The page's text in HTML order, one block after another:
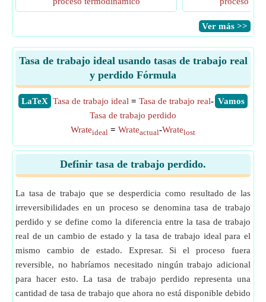
​Ver más >>
Tasa de trabajo ideal usando tasas de trabajo real
y perdido Fórmula
​LaTeX ​Vamos
Tasa de trabajo ideal = Tasa de trabajo real-
Tasa de trabajo perdido
Wrateideal = Wrateactual-Wratelost
Definir tasa de trabajo perdido.
La tasa de trabajo que se desperdicia como resultado de las
irreversibilidades en un proceso se denomina tasa de trabajo
perdido y se define como la diferencia entre la tasa de trabajo
real de un cambio de estado y la tasa de trabajo ideal para el
mismo cambio de estado. Expresar. Si el proceso fuera
reversible, no habríamos necesitado ningún trabajo adicional
para hacer esto. La tasa de trabajo perdido representa una
cantidad de tasa de trabajo que ahora no está disponible debido